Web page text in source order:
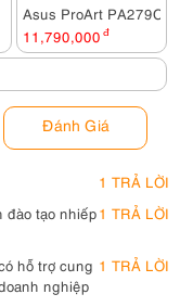
Asus ProArt PA279CV
11,790,000 đ
Đánh Giá
1 TRẢ LỜI
đào tạo nhiếp1 TRẢ LỜI
hỗ trợ cung
nghiệp
1 TRẢ LỜI